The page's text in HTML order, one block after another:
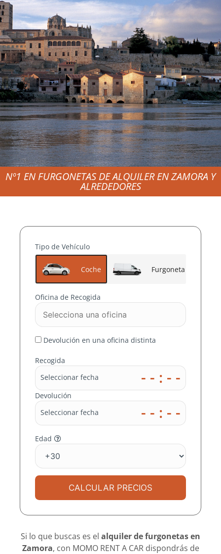
ALQUILER
DE
FURGONET
AS BARATAS
EN ZAMORA
En MOMO RENT A CAR nos
en miles de destinos para ti
Nº1 EN FURGONETAS DE ALQUILER EN ZAMORA Y
ALREDEDORES
Tipo de Vehículo
Coche Furgoneta
Oficina de Recogida
Devolución en una oficina distinta
Recogida
Seleccionar fecha
- - : - -
Devolución
Seleccionar fecha
- - : - -
Edad
CALCULAR PRECIOS
Si lo que buscas es el alquiler de furgonetas en
Zamora, con MOMO RENT A CAR dispondrás de